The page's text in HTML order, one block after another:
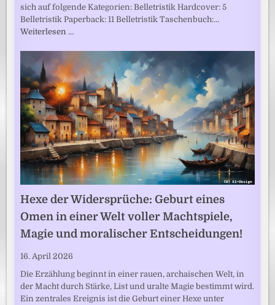
sich auf folgende Kategorien: Belletristik Hardcover: 5
Belletristik Paperback: 11 Belletristik Taschenbuch:…
Weiterlesen …
Hexe der Widersprüche: Geburt eines
Omen in einer Welt voller Machtspiele,
Magie und moralischer Entscheidungen!
16. April 2026
Die Erzählung beginnt in einer rauen, archaischen Welt, in
der Macht durch Stärke, List und uralte Magie bestimmt wird.
Ein zentrales Ereignis ist die Geburt einer Hexe unter